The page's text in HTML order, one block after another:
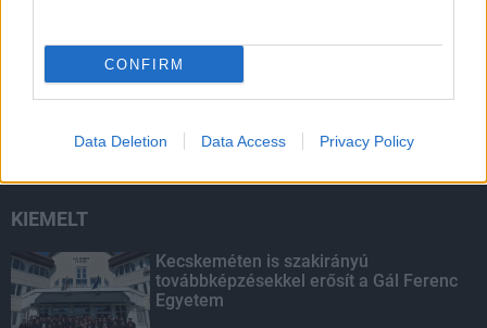
CONFIRM
Data Deletion Data Access Privacy Policy
Amire többmillióan vártunk: szombattól
másodfokúra csökken a riasztás
KIEMELT
Kecskeméten is szakirányú
továbbképzésekkel erősít a Gál Ferenc
Egyetem